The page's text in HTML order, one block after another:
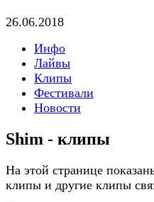
26.06.2018
Инфо
Лайвы
Клипы
Фестивали
Новости
Shim - клипы
На этой странице
клипы и другие клипы